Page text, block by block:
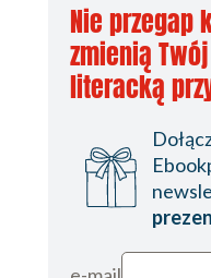
Nie przegap
zmienią
literacką